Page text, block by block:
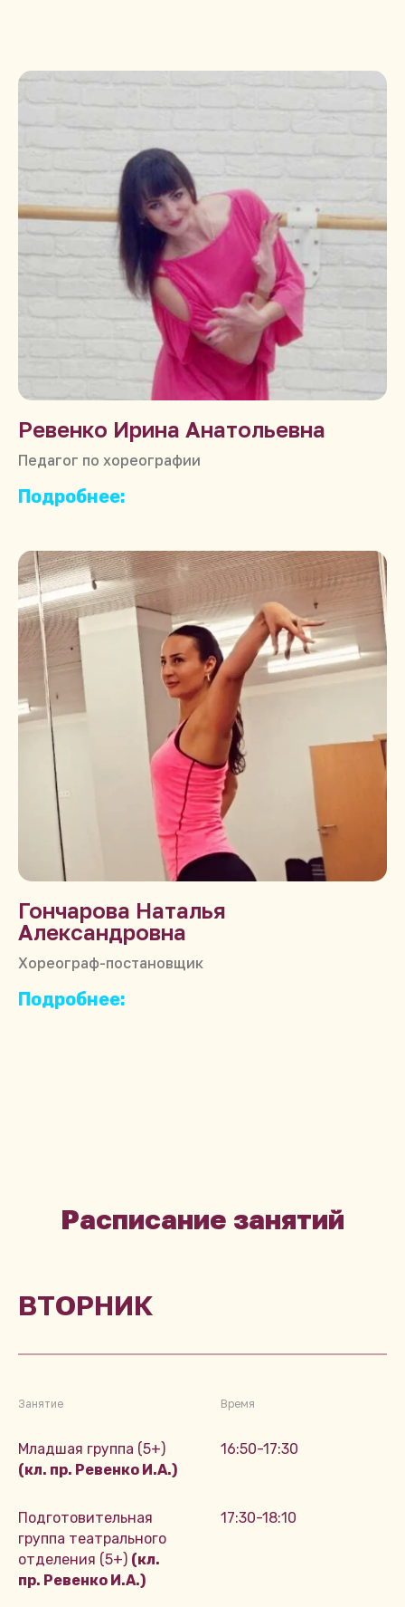
Ревенко Ирина Анатольевна
Педагог по хореографии
Подробнее:
Гончарова Наталья
Александровна
Хореограф-постановщик
Подробнее:
Расписание занятий
ВТОРНИК
Занятие Время
Младшая группа (5+)
(кл. пр. Ревенко И.А.)
16:50-17:30
Подготовительная
группа театрального
отделения (5+) (кл.
пр. Ревенко И.А.)
17:30-18:10